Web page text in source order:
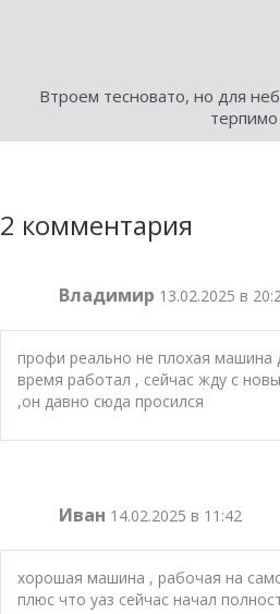
Втроем тесновато, но для
терпимо
2 комментария
Владимир 13.02.2025 в
профи реально не плохая машина
время работал , сейчас жду с
,он давно сюда просился
Иван 14.02.2025 в 11:42
хорошая машина , рабочая на
плюс что уаз сейчас начал